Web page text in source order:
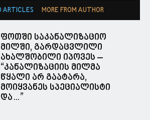
ARTICLES MORE FROM AUTHOR
ფოთში საკანალიზაციო
მილში, გარდაცვლილი
ახალშობილი იპოვეს –
“კანალიზაციის მილმა
წყალი არ გაატარა,
მოიყვანეს სპეციალისტი
და…”